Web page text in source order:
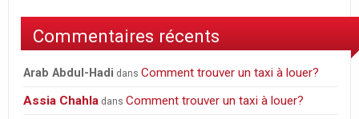
Commentaires récents
Arab Abdul-Hadi dansComment trouver un taxi à louer?
Assia Chahla dansComment trouver un taxi à louer?